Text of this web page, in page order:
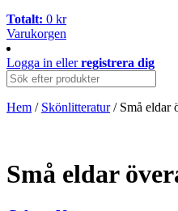
Totalt: 0 kr
Varukorgen
Logga in ellerregistrera dig
Hem / Skönlitteratur/ Små eldar
Små eldar